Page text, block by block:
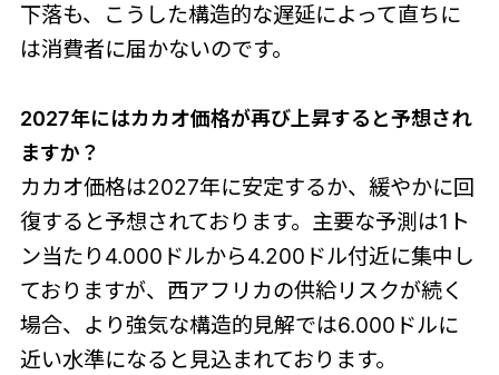
下落も、こうした構造的な遅延によって直ちに
は消費者に届かないのです。
2027年にはカカオ価格が再び上昇すると予想され
ますか？
カカオ価格は2027年に安定するか、緩やかに回
復すると予想されております。主要な予測は1ト
ン当たり4.000ドルから4.200ドル付近に集中し
ておりますが、西アフリカの供給リスクが続く
場合、より強気な構造的見解では6.000ドルに
近い水準になると見込まれております。